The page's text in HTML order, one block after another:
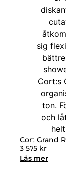
Cort Grand
3 575 kr
Läs mer